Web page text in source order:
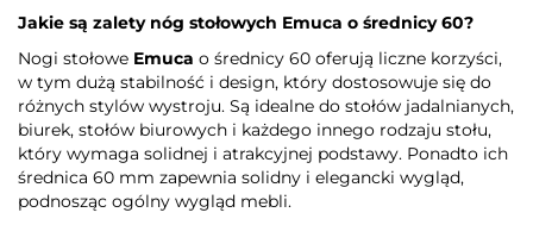
Jakie są zalety nóg stołowych Emuca o średnicy 60?
Nogi stołowe Emuca o średnicy 60 oferują liczne korzyści,
w tym dużą stabilność i design, który dostosowuje się do
różnych stylów wystroju. Są idealne do stołów jadalnianych,
biurek, stołów biurowych i każdego innego rodzaju stołu,
który wymaga solidnej i atrakcyjnej podstawy. Ponadto ich
średnica 60 mm zapewnia solidny i elegancki wygląd,
podnosząc ogólny wygląd mebli.